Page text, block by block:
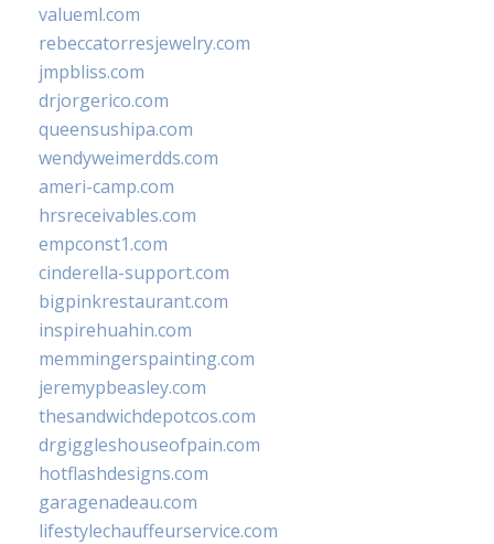
valueml.com
rebeccatorresjewelry.com
jmpbliss.com
drjorgerico.com
queensushipa.com
wendyweimerdds.com
ameri-camp.com
hrsreceivables.com
empconst1.com
cinderella-support.com
bigpinkrestaurant.com
inspirehuahin.com
memmingerspainting.com
jeremypbeasley.com
thesandwichdepotcos.com
drgiggleshouseofpain.com
hotflashdesigns.com
garagenadeau.com
lifestylechauffeurservice.com